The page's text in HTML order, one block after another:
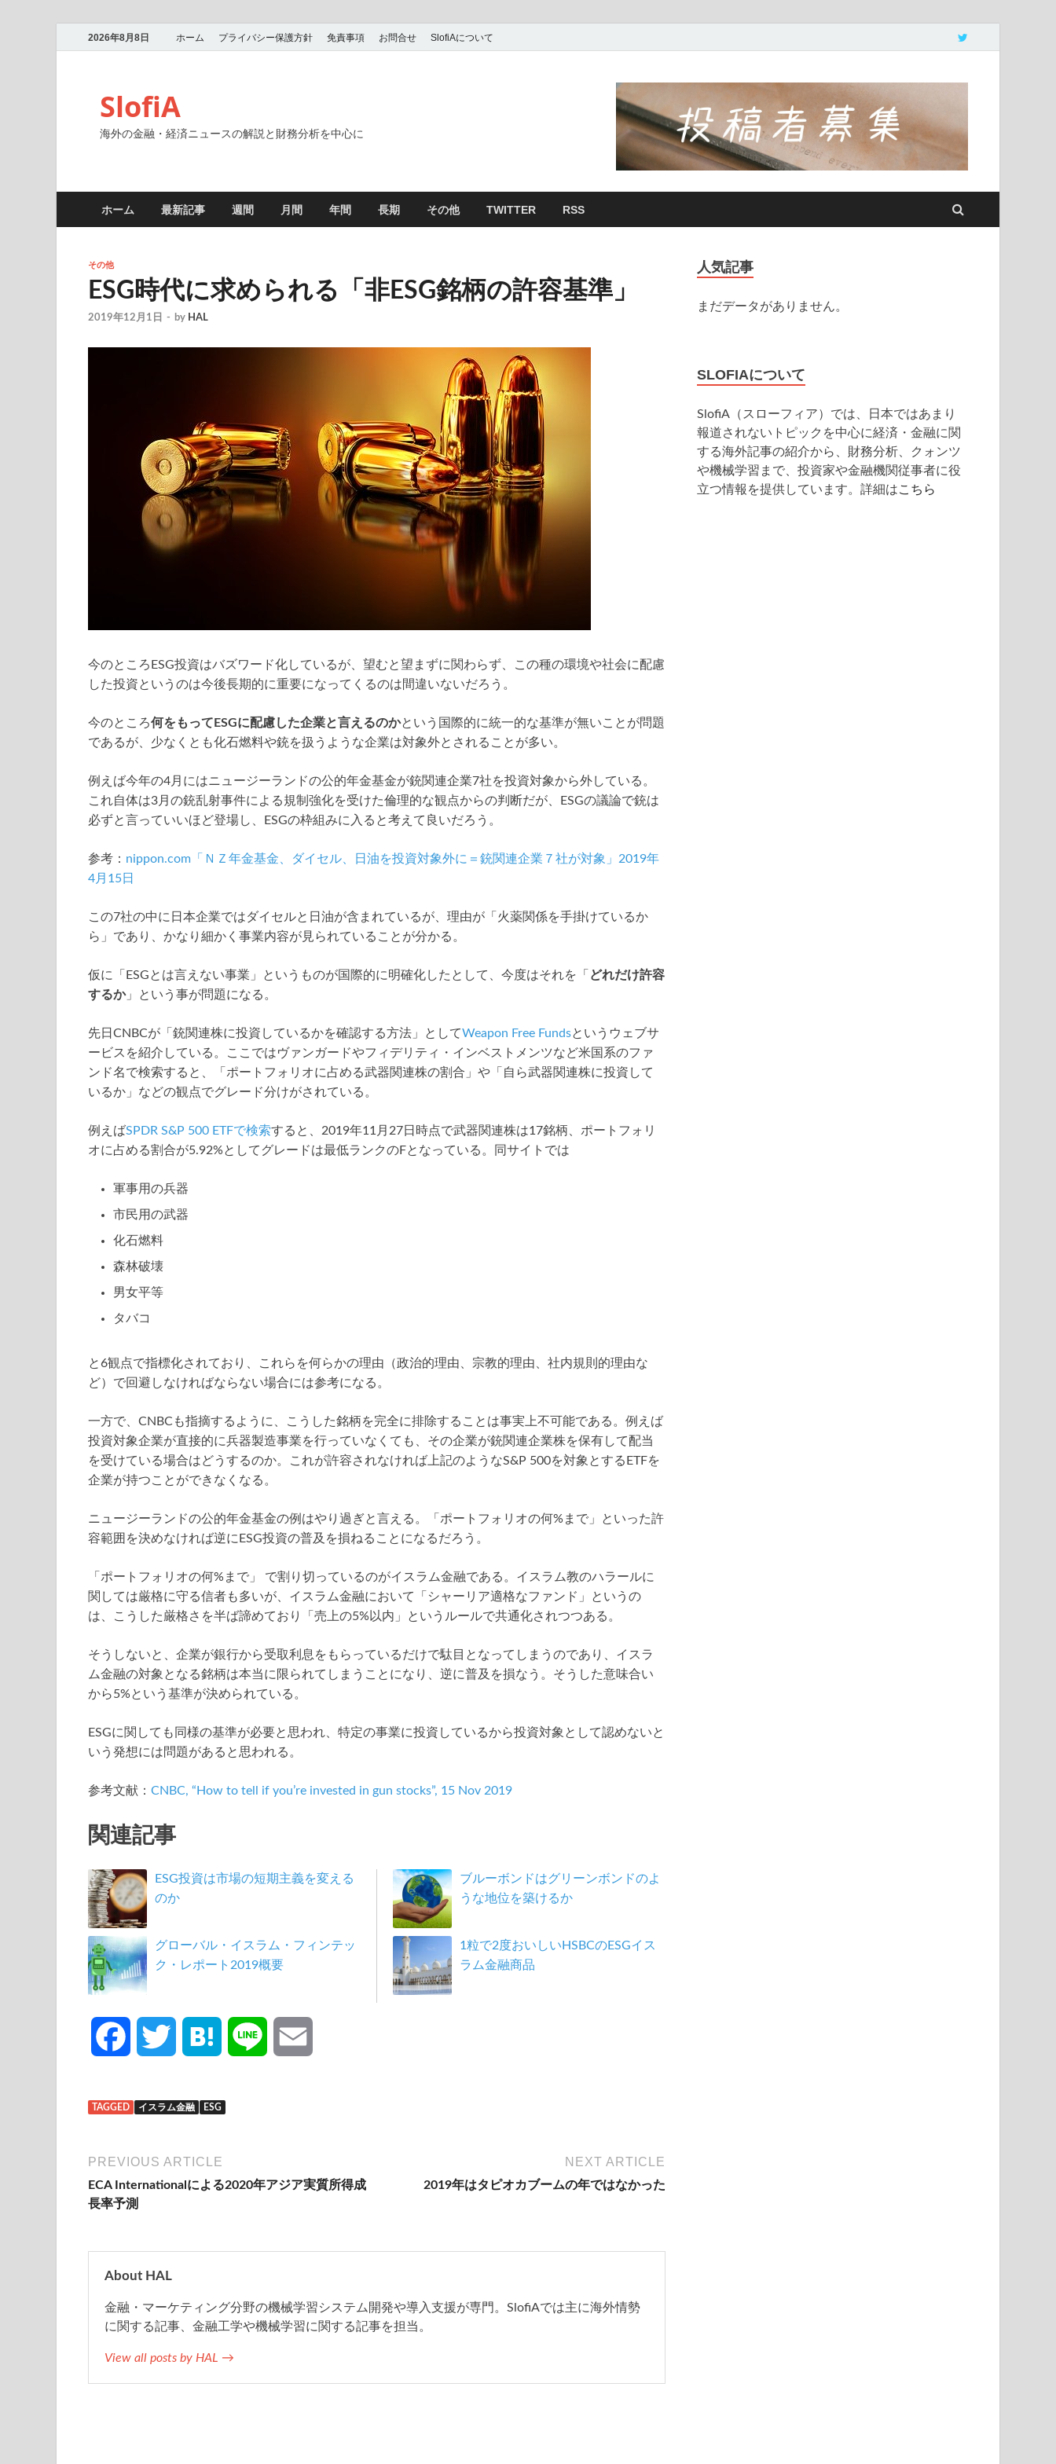
2026年8月8日 ホーム プライバシー保護方針 免責事項 お問合せ SlofiAについて
SlofiA
海外の金融・経済ニュースの解説と財務分析を中心に
ホーム 最新記事 週間 月間 年間 長期 その他 TWITTER RSS
その他
ESG時代に求められる「非ESG銘柄の許容基準」
2019年12月1日 - by HAL
今のところESG投資はバズワード化しているが、望むと望まずに関わらず、この種の環境や社会に配慮
した投資というのは今後長期的に重要になってくるのは間違いないだろう。
今のところ何をもってESGに配慮した企業と言えるのかという国際的に統一的な基準が無いことが問題
であるが、少なくとも化石燃料や銃を扱うような企業は対象外とされることが多い。
例えば今年の4月にはニュージーランドの公的年金基金が銃関連企業7社を投資対象から外している。
これ自体は3月の銃乱射事件による規制強化を受けた倫理的な観点からの判断だが、ESGの議論で銃は
必ずと言っていいほど登場し、ESGの枠組みに入ると考えて良いだろう。
参考： nippon.com「ＮＺ年金基金、ダイセル、日油を投資対象外に＝銃関連企業７社が対象」2019年
4月15日
この7社の中に日本企業ではダイセルと日油が含まれているが、理由が「火薬関係を手掛けているか
ら」であり、かなり細かく事業内容が見られていることが分かる。
仮に「ESGとは言えない事業」というものが国際的に明確化したとして、今度はそれを「 どれだけ許容
するか」という事が問題になる。
先日CNBCが「銃関連株に投資しているかを確認する方法」としてWeapon Free Fundsというウェブサ
ービスを紹介している。ここではヴァンガードやフィデリティ・インベストメンツなど米国系のファ
ンド名で検索すると、「ポートフォリオに占める武器関連株の割合」や「自ら武器関連株に投資して
いるか」などの観点でグレード分けがされている。
例えばSPDR S&P 500 ETFで検索すると、2019年11月27日時点で武器関連株は17銘柄、ポートフォリ
オに占める割合が5.92%としてグレードは最低ランクのFとなっている。同サイトでは
軍事用の兵器
市民用の武器
化石燃料
森林破壊
男女平等
タバコ
と6観点で指標化されており、これらを何らかの理由（政治的理由、宗教的理由、社内規則的理由な
ど）で回避しなければならない場合には参考になる。
一方で、CNBCも指摘するように、こうした銘柄を完全に排除することは事実上不可能である。例えば
投資対象企業が直接的に兵器製造事業を行っていなくても、その企業が銃関連企業株を保有して配当
を受けている場合はどうするのか。これが許容されなければ上記のようなS&P 500を対象とするETFを
企業が持つことができなくなる。
ニュージーランドの公的年金基金の例はやり過ぎと言える。「ポートフォリオの何%まで」といった許
容範囲を決めなければ逆にESG投資の普及を損ねることになるだろう。
「ポートフォリオの何%まで」 で割り切っているのがイスラム金融である。イスラム教のハラールに
関しては厳格に守る信者も多いが、イスラム金融において「シャーリア適格なファンド」というの
は、こうした厳格さを半ば諦めており「売上の5%以内」というルールで共通化されつつある。
そうしないと、企業が銀行から受取利息をもらっているだけで駄目となってしまうのであり、イスラ
ム金融の対象となる銘柄は本当に限られてしまうことになり、逆に普及を損なう。そうした意味合い
から5%という基準が決められている。
ESGに関しても同様の基準が必要と思われ、特定の事業に投資しているから投資対象として認めないと
いう発想には問題があると思われる。
参考文献： CNBC, “How to tell if you’re invested in gun stocks”, 15 Nov 2019
関連記事
ESG投資は市場の短期主義を変える
のか
グローバル・イスラム・フィンテッ
ク・レポート2019概要
ブルーボンドはグリーンボンドのよ
うな地位を築けるか
1粒で2度おいしいHSBCのESGイス
ラム金融商品
c
e
o
k
i
t
t
n l
TAGGED イスラム金融 ESG
PREVIOUS ARTICLE
ECA Internationalによる2020年アジア実質所得成
長率予測
NEXT ARTICLE
2019年はタピオカブームの年ではなかった
About HAL
金融・マーケティング分野の機械学習システム開発や導入支援が専門。SlofiAでは主に海外情勢
に関する記事、金融工学や機械学習に関する記事を担当。
View all posts by HAL →
人気記事
まだデータがありません。
SLOFIAについて
SlofiA（スローフィア）では、日本ではあまり
報道されないトピックを中心に経済・金融に関
する海外記事の紹介から、財務分析、クォンツ
や機械学習まで、投資家や金融機関従事者に役
立つ情報を提供しています。詳細はこちら